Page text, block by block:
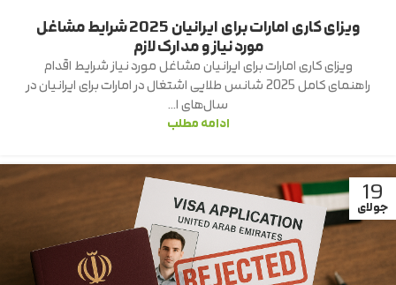
ویزای کاری امارات برای ایرانیان 2025 شرایط مشاغل
مورد نیاز و مدارک لازم
ویزای کاری امارات برای ایرانیان مشاغل مورد نیاز شرایط اقدام
راهنمای کامل 2025 شانس طلایی اشتغال در امارات برای ایرانیان در
سال‌های ا...
ادامه مطلب
19
جولای